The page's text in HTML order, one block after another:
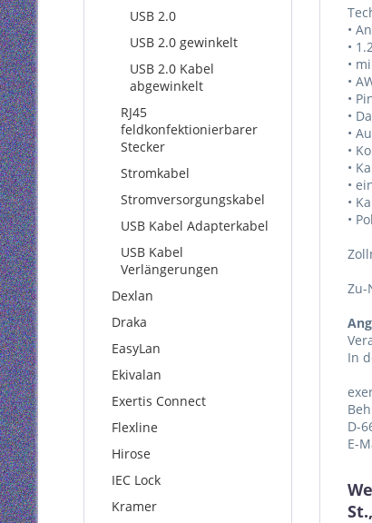
USB 2.0
USB 2.0 gewinkelt
USB 2.0 Kabel
abgewinkelt
RJ45
feldkonfektionierbarer
Stecker
Stromkabel
Stromversorgungskabel
USB Kabel Adapterkabel
USB Kabel
Verlängerungen
Dexlan
Draka
EasyLan
Ekivalan
Exertis Connect
Flexline
Hirose
IEC Lock
Kramer
•
•
•
•
•
•
•
•
•
•
•
•
Zu-
In
D-
E-